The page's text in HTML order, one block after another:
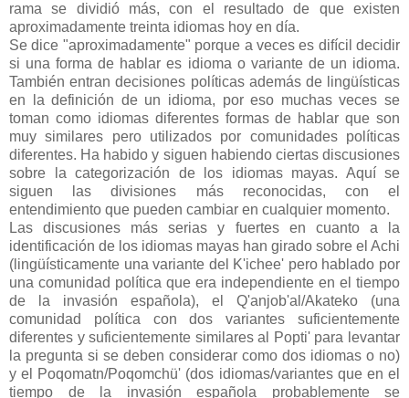
rama se dividió más, con el resultado de que existen
aproximadamente treinta idiomas hoy en día.
Se dice "aproximadamente" porque a veces es difícil decidir
si una forma de hablar es idioma o variante de un idioma.
También entran decisiones políticas además de lingüísticas
en la definición de un idioma, por eso muchas veces se
toman como idiomas diferentes formas de hablar que son
muy similares pero utilizados por comunidades políticas
diferentes. Ha habido y siguen habiendo ciertas discusiones
sobre la categorización de los idiomas mayas. Aquí se
siguen las divisiones más reconocidas, con el
entendimiento que pueden cambiar en cualquier momento.
Las discusiones más serias y fuertes en cuanto a la
identificación de los idiomas mayas han girado sobre el Achi
(lingüísticamente una variante del K'ichee' pero hablado por
una comunidad política que era independiente en el tiempo
de la invasión española), el Q'anjob'al/Akateko (una
comunidad política con dos variantes suficientemente
diferentes y suficientemente similares al Popti' para levantar
la pregunta si se deben considerar como dos idiomas o no)
y el Poqomatn/Poqomchü' (dos idiomas/variantes que en el
tiempo de la invasión española probablemente se